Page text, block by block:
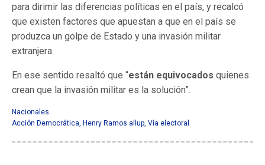
para dirimir las diferencias políticas en el país, y recalcó
que existen factores que apuestan a que en el país se
produzca un golpe de Estado y una invasión militar
extranjera.
En ese sentido resaltó que “están equivocados quienes
crean que la invasión militar es la solución”.
Nacionales
Acción Democrática Henry Ramos allup Vía electoral